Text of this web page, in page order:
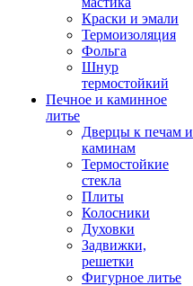
Краски и эмали
Термоизоляция
Фольга
Шнур
термостойкий
Печное и каминное
литье
Дверцы к печам и
каминам
Термостойкие
стекла
Плиты
Колосники
Духовки
Задвижки,
решетки
Фигурное литье